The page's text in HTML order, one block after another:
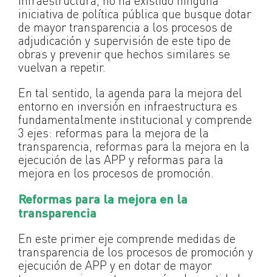
iniciativa de política pública que busque dotar
de mayor transparencia a los procesos de
adjudicación y supervisión de este tipo de
obras y prevenir que hechos similares se
vuelvan a repetir.
En tal sentido, la agenda para la mejora del
entorno en inversión en infraestructura es
fundamentalmente institucional y comprende
3 ejes: reformas para la mejora de la
transparencia, reformas para la mejora en la
ejecución de las APP y reformas para la
mejora en los procesos de promoción.
Reformas para la mejora en la
transparencia
En este primer eje comprende medidas de
transparencia de los procesos de promoción y
ejecución de APP y en dotar de mayor